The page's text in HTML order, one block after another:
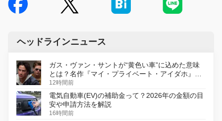
ヘッドラインニュース
ガス・ヴァン・サントが“黄色い車”に込めた意味
とは？名作『マイ・プライベート・アイダホ』が
初のデジタルリマスター版で復活
12時間前
電気自動車(EV)の補助金って？2026年の金額の目
安や申請方法を解説
16時間前